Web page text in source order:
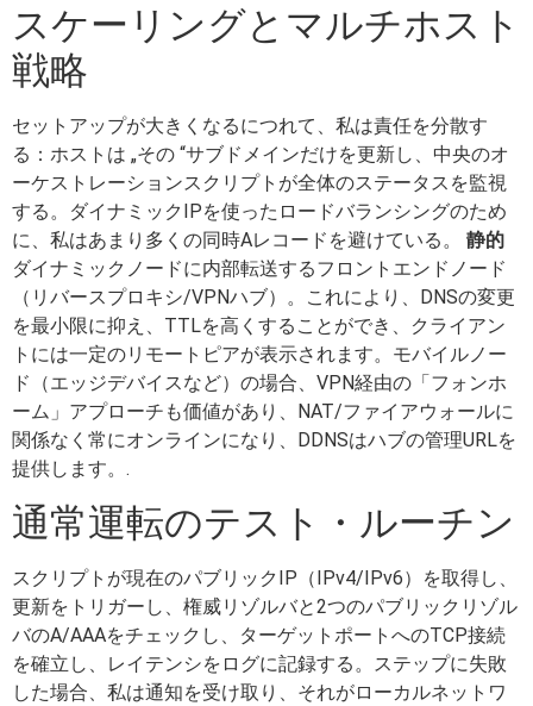
スケーリングとマルチホスト
戦略
セットアップが大きくなるにつれて、私は責任を分散す
る：ホストは „その “サブドメインだけを更新し、中央のオ
ーケストレーションスクリプトが全体のステータスを監視
する。ダイナミックIPを使ったロードバランシングのため
に、私はあまり多くの同時Aレコードを避けている。 静的
ダイナミックノードに内部転送するフロントエンドノード
（リバースプロキシ/VPNハブ）。これにより、DNSの変更
を最小限に抑え、TTLを高くすることができ、クライアン
トには一定のリモートピアが表示されます。モバイルノー
ド（エッジデバイスなど）の場合、VPN経由の「フォンホ
ーム」アプローチも価値があり、NAT/ファイアウォールに
関係なく常にオンラインになり、DDNSはハブの管理URLを
提供します。.
通常運転のテスト・ルーチン
スクリプトが現在のパブリックIP（IPv4/IPv6）を取得し、
更新をトリガーし、権威リゾルバと2つのパブリックリゾル
バのA/AAAをチェックし、ターゲットポートへのTCP接続
を確立し、レイテンシをログに記録する。ステップに失敗
した場合、私は通知を受け取り、それがローカルネットワ